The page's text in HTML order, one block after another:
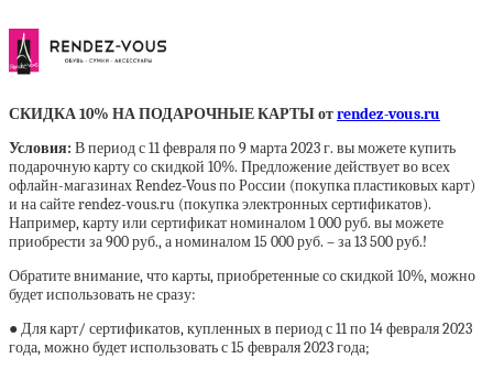
СКИДКА 10% НА ПОДАРОЧНЫЕ КАРТЫ отrendez-vous.ru
Условия: В период с 11 февраля по 9 марта 2023 г. вы можете купить
подарочную карту со скидкой 10%. Предложение действует во всех
офлайн-магазинах Rendez-Vous по России (покупка пластиковых карт)
и на сайте rendez-vous.ru (покупка электронных сертификатов).
Например, карту или сертификат номиналом 1 000 руб. вы можете
приобрести за 900 руб., а номиналом 15 000 руб. – за 13 500 руб.!
Обратите внимание, что карты, приобретенные со скидкой 10%, можно
будет использовать не сразу:
● Для карт/ сертификатов, купленных в период с 11 по 14 февраля 2023
года, можно будет использовать с 15 февраля 2023 года;